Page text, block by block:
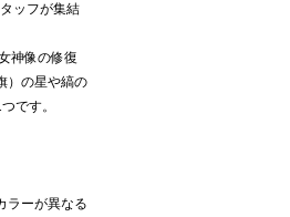
ッフが集結
神像の修復
）の星や縞の
です。
ラーが異なる